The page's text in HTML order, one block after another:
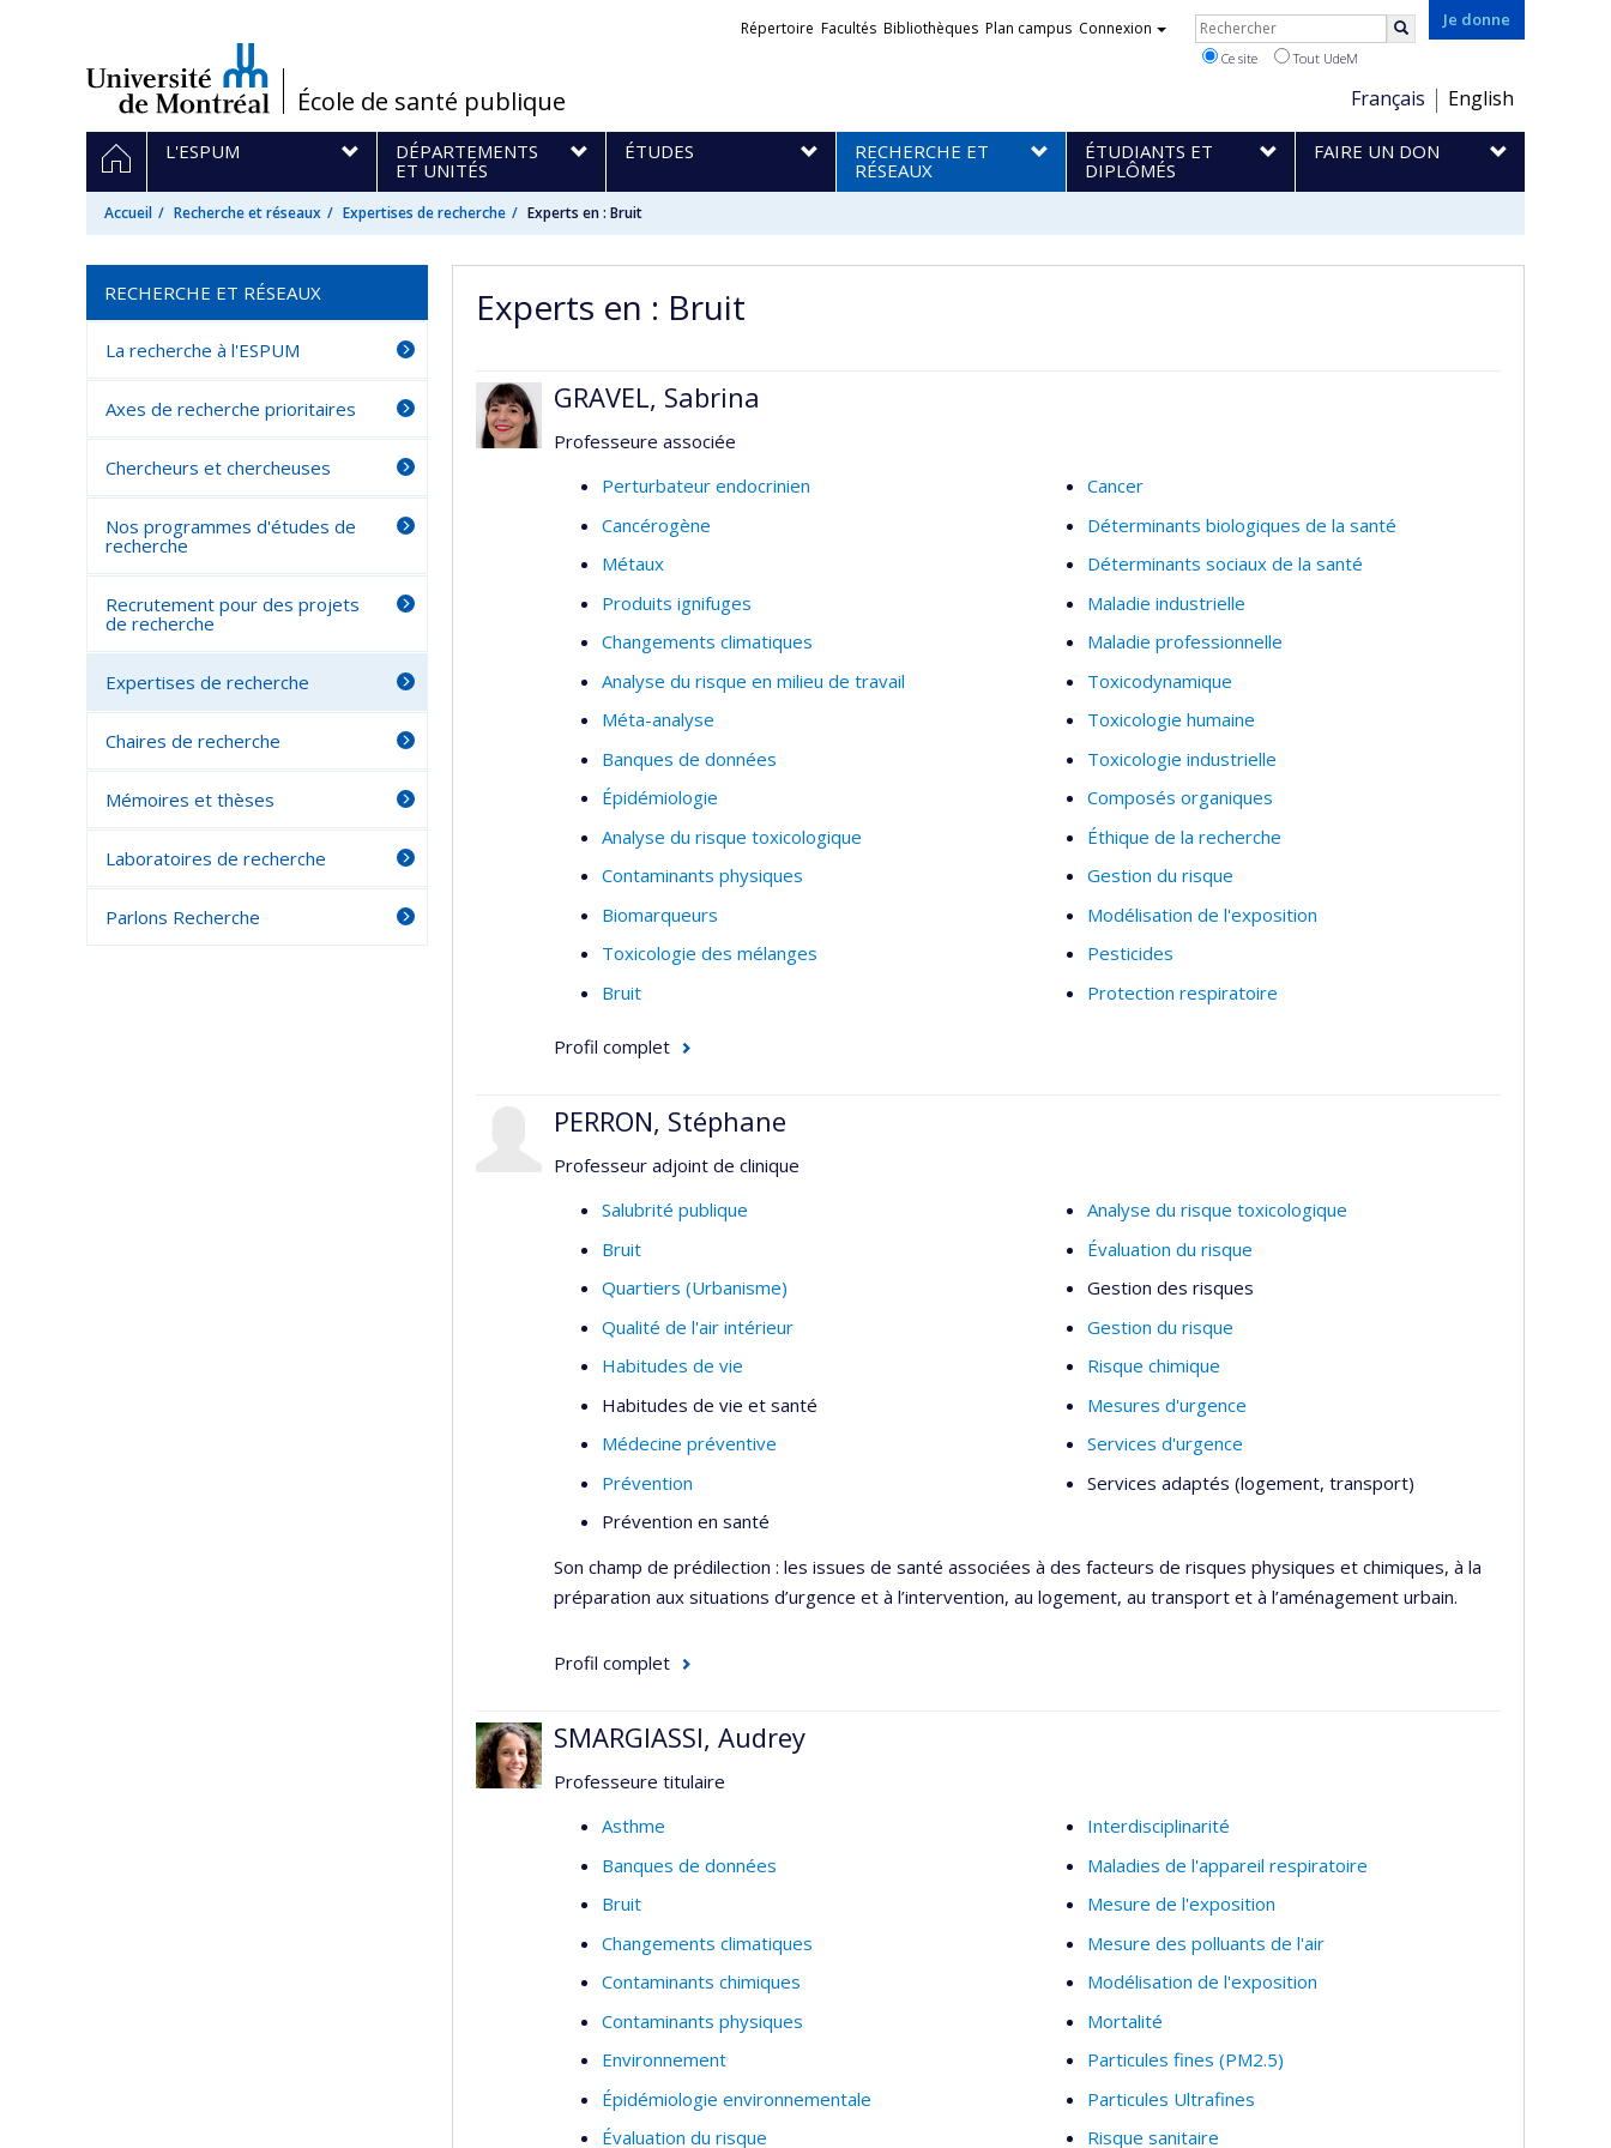
/École de santé publique
Je donne
Choix
de
la
langue
Français English
Liens
Répertoire Facultés Bibliothèques Plan campus Connexion Rechercher
Ce site Tout UdeM
Navigation
principale
ACCUEIL
L'ESPUM
DÉPARTEMENTS
ET UNITÉS
ÉTUDES
RECHERCHE ET
RÉSEAUX
ÉTUDIANTS ET
DIPLÔMÉS
FAIRE UN DON
Accueil Recherche et réseaux Expertises de recherche Experts en : Bruit
Experts en : Bruit
GRAVEL, Sabrina
Professeure associée
Perturbateur endocrinien
Cancérogène
Métaux
Produits ignifuges
Changements climatiques
Analyse du risque en milieu de travail
Méta-analyse
Banques de données
Épidémiologie
Analyse du risque toxicologique
Contaminants physiques
Biomarqueurs
Toxicologie des mélanges
Bruit
Cancer
Déterminants biologiques de la santé
Déterminants sociaux de la santé
Maladie industrielle
Maladie professionnelle
Toxicodynamique
Toxicologie humaine
Toxicologie industrielle
Composés organiques
Éthique de la recherche
Gestion du risque
Modélisation de l'exposition
Pesticides
Protection respiratoire
Profil complet
PERRON, Stéphane
Professeur adjoint de clinique
Salubrité publique
Bruit
Quartiers (Urbanisme)
Qualité de l'air intérieur
Habitudes de vie
Habitudes de vie et santé
Médecine préventive
Prévention
Prévention en santé
Analyse du risque toxicologique
Évaluation du risque
Gestion des risques
Gestion du risque
Risque chimique
Mesures d'urgence
Services d'urgence
Services adaptés (logement, transport)
Son champ de prédilection : les issues de santé associées à des facteurs de risques physiques et chimiques, à la
préparation aux situations d’urgence et à l’intervention, au logement, au transport et à l’aménagement urbain.
Profil complet
SMARGIASSI, Audrey
Professeure titulaire
Asthme
Banques de données
Bruit
Changements climatiques
Contaminants chimiques
Contaminants physiques
Environnement
Épidémiologie environnementale
Évaluation du risque
Interdisciplinarité
Maladies de l'appareil respiratoire
Mesure de l'exposition
Mesure des polluants de l'air
Modélisation de l'exposition
Mortalité
Particules fines (PM2.5)
Particules Ultrafines
Risque sanitaire
RECHERCHE ET RÉSEAUX
La recherche à l'ESPUM
Axes de recherche prioritaires
Chercheurs et chercheuses
Nos programmes d'études de
recherche
Recrutement pour des projets
de recherche
Expertises de recherche
Chaires de recherche
Mémoires et thèses
Laboratoires de recherche
Parlons Recherche